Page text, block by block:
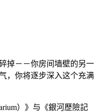
掉－－你房间墙壁的另一
，你将逐步深入这个充满
）》与《銀河歷險記